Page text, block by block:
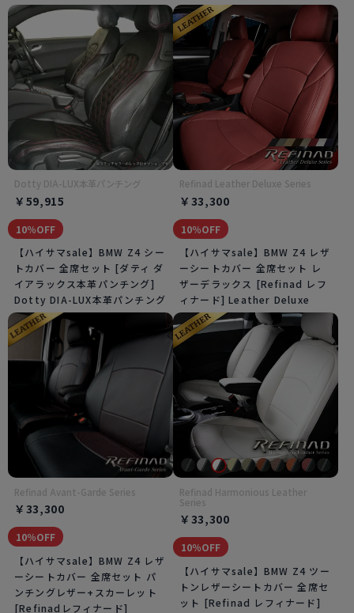
Dotty DIA-LUX本革パンチング
￥59,915
10％OFF
【ハイサマsale】BMW Z4 シー
トカバー 全席セット [ダティ ダ
イアラックス本革パンチング]
Dotty DIA-LUX本革パンチング
Refinad Leather Deluxe Series
￥33,300
10％OFF
【ハイサマsale】BMW Z4 レザ
ーシートカバー 全席セット レ
ザーデラックス [Refinad レフ
ィナード] Leather Deluxe
Refinad Avant-Garde Series
￥33,300
10％OFF
【ハイサマsale】BMW Z4 レザ
ーシートカバー 全席セット パ
ンチングレザー+スカーレット
[Refinadレフィナード]
Refinad Harmonious Leather
Series
￥33,300
10％OFF
【ハイサマsale】BMW Z4 ツー
トンレザーシートカバー 全席セ
ット [Refinad レフィナード]